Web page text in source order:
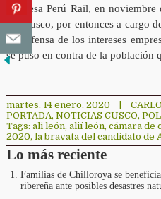
empresa Perú Rail, en
del Cusco, por entonces a cargo
en defensa de los intereses
se puso en contra de la
martes, 14 enero, 2020
PORTADA, NOTICIAS CUSCO,
Tags: ali león, alií león, cámara de
2020, la bravata del candidato de
Lo más reciente
Familias de Chilloroya se
ribereña ante posibles desastres